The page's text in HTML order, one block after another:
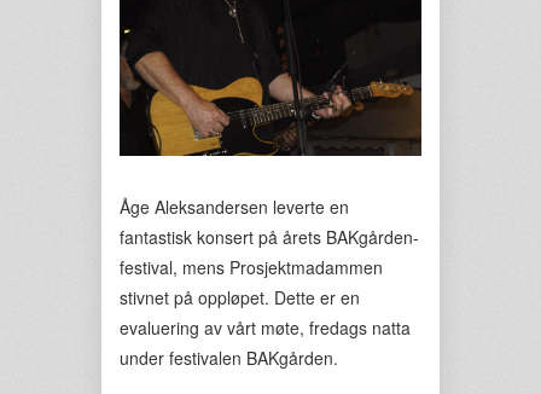
Åge Aleksandersen leverte en
fantastisk konsert på årets BAKgården-
festival, mens Prosjektmadammen
stivnet på oppløpet. Dette er en
evaluering av vårt møte, fredags natta
under festivalen BAKgården.